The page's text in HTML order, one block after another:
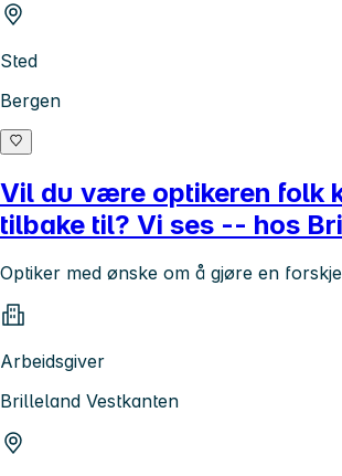
Sted
Bergen
Vil du være optikeren folk
tilbake til? Vi ses -- hos
Optiker med ønske om å gjøre en
Arbeidsgiver
Brilleland Vestkanten